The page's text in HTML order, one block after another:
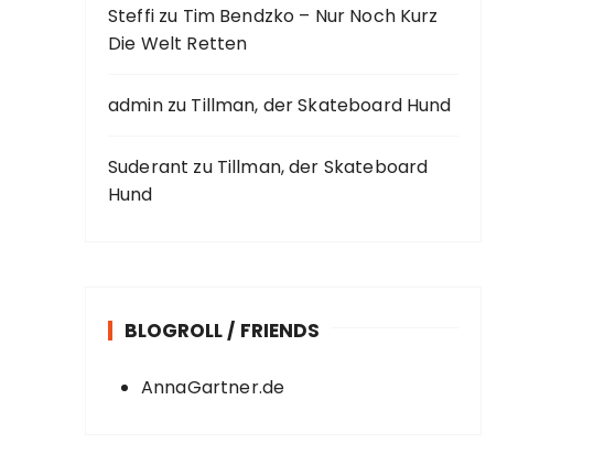
Steffizu Tim Bendzko – Nur Noch Kurz
Die Welt Retten
adminzu Tillman, der Skateboard Hund
Suderant zu Tillman, der Skateboard
Hund
BLOGROLL / FRIENDS
AnnaGartner.de